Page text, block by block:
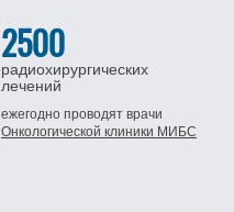
2500
радиохирургических
лечений
ежегодно проводят врачи
Онкологической клиники МИБС